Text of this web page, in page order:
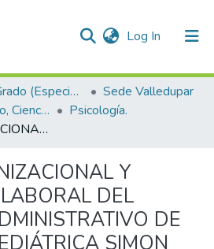
Log In (current)
Trabajos de Grado (Especializaciones y Pregrados)
Sede Valledupar
Facultad de Derecho, Ciencias Políticas y Sociales.
Psicología.
CLIMA ORGANIZACIONAL Y DESEMPEÑO LABORAL DEL PERSONAL ADMINISTRATIVO DE LA UNIDAD PEDIÁTRICA SIMON BOLÍVAR DE LA CIUDAD DE VALLEDUPAR EN EL AÑO 2019.
Y
DEL
DE
SIMON